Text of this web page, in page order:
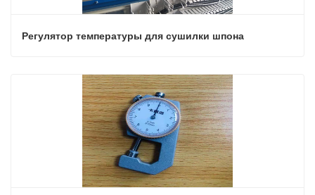
Регулятор температуры для сушилки шпона